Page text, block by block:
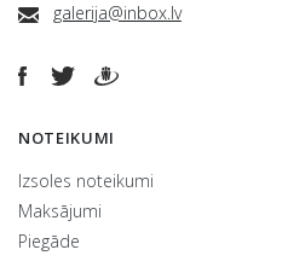
galerija@inbox.lv
NOTEIKUMI
Izsoles noteikumi
Maksājumi
Piegāde